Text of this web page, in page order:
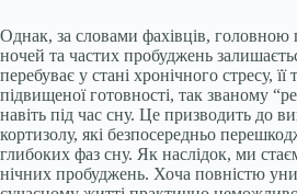
Однак, за словами фахівців,
ночей та частих пробуджень
перебуває у стані хронічного стресу, її
підвищеної готовності, так званому
навіть під час сну. Це призводить до
кортизолу, які безпосередньо
глибоких фаз сну. Як наслідок, ми
нічних пробуджень. Хоча повністю